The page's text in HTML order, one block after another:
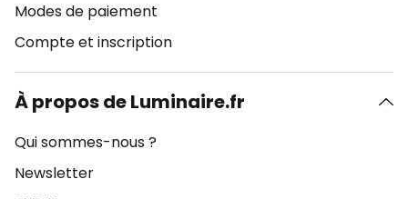
Modes de paiement
Compte et inscription
À propos de Luminaire.fr
Qui sommes-nous ?
Newsletter